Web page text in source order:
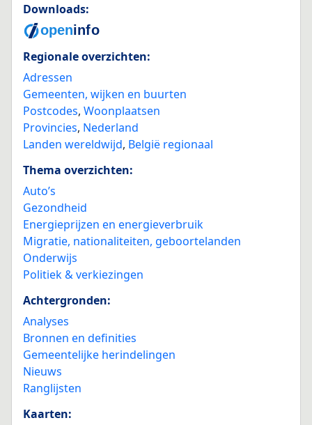
Downloads:
Regionale overzichten:
Adressen
Gemeenten, wijken en buurten
Postcodes, Woonplaatsen
Provincies, Nederland
Landen wereldwijd, België regionaal
Thema overzichten:
Auto’s
Gezondheid
Energieprijzen en energieverbruik
Migratie, nationaliteiten, geboortelanden
Onderwijs
Politiek & verkiezingen
Achtergronden:
Analyses
Bronnen en definities
Gemeentelijke herindelingen
Nieuws
Ranglijsten
Kaarten: